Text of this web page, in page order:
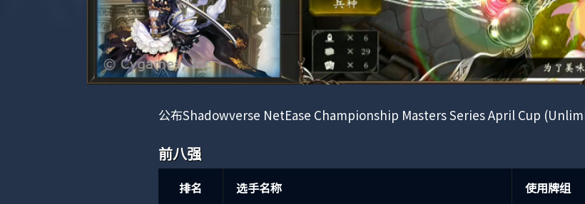
公布Shadowverse NetEase Championship Masters Series April Cup
前八强
排名 选手名称 使用牌组